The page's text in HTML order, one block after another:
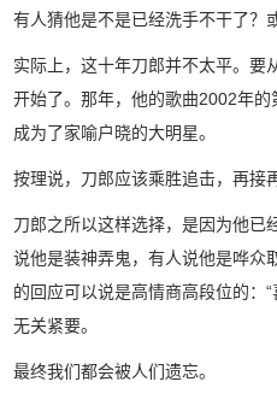
有人猜他是不是已经洗手不干了？
实际上，这十年刀郎并不太平。要
开始了。那年，他的歌曲2002年
成为了家喻户晓的大明星。
按理说，刀郎应该乘胜追击，再接
刀郎之所以这样选择，是因为他已
说他是装神弄鬼，有人说他是哗众
的回应可以说是高情商高段位的：
无关紧要。
最终我们都会被人们遗忘。